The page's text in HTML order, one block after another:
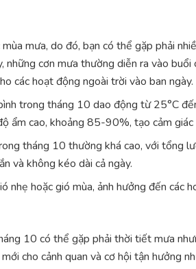
mưa, do đó, bạn có thể gặp phải
những cơn mưa thường diễn ra vào
các hoạt động ngoài trời vào ban ngày.
trong tháng 10 dao động từ 25°C
ẩm cao, khoảng 85-90%, tạo cảm
tháng 10 thường khá cao, với tổng
và không kéo dài cả ngày.
nhẹ hoặc gió mùa, ảnh hưởng đến các
10 có thể gặp phải thời tiết mưa
cho cảnh quan và cơ hội tận hưởng